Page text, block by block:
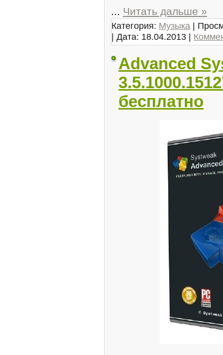
... Читать дальше »
Категория: Музыка |
| Дата: 18.04.2013 |
Advanced
бесплатно